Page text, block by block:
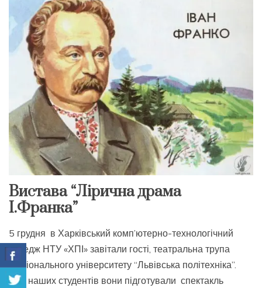
Вистава “Лірична драма
І.Франка”
5 грудня в Харківський комп’ютерно-технологічний
коледж НТУ «ХПІ» завітали гості, театральна трупа
Національного університету “Львівська політехніка”.
Для наших студентів вони підготували спектакль